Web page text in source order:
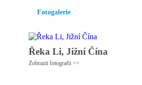
Fotogalerie
Řeka Li, Jižní Čína
Zobrazit fotografii >>